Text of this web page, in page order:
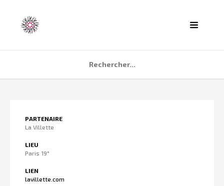
PARTENAIRE
La Villette
LIEU
Paris 19°
LIEN
lavillette.com